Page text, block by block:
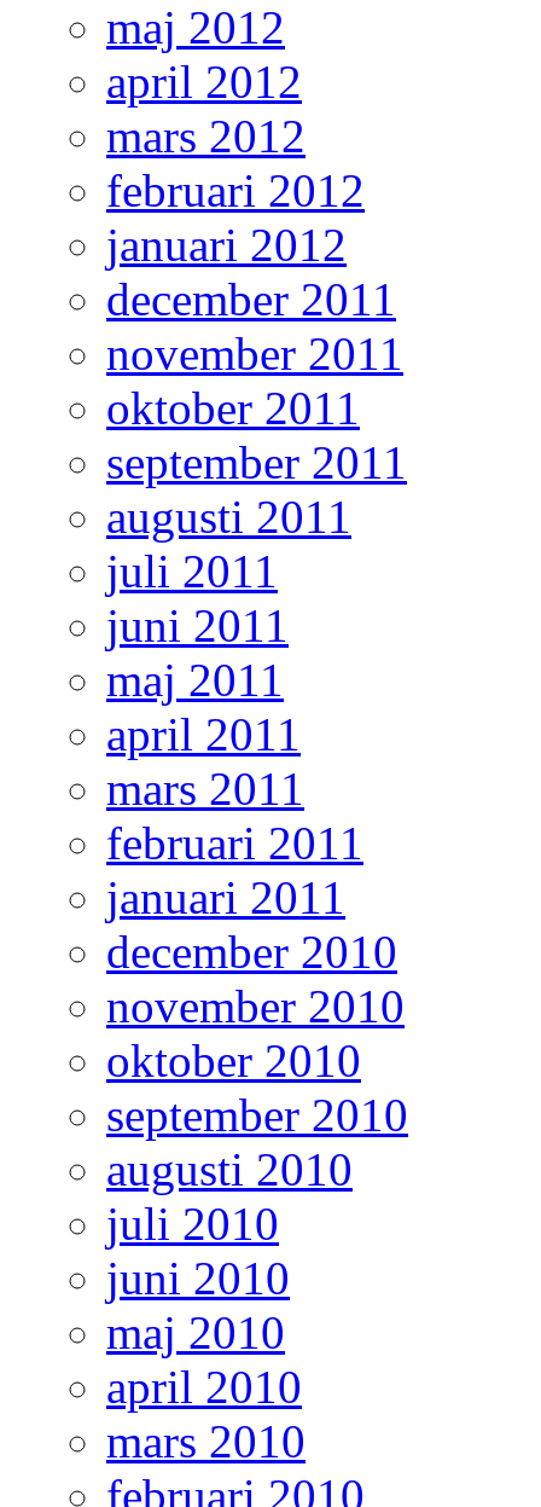
maj 2012
april 2012
mars 2012
februari 2012
januari 2012
december 2011
november 2011
oktober 2011
september 2011
augusti 2011
juli 2011
juni 2011
maj 2011
april 2011
mars 2011
februari 2011
januari 2011
december 2010
november 2010
oktober 2010
september 2010
augusti 2010
juli 2010
juni 2010
maj 2010
april 2010
mars 2010
februari 2010